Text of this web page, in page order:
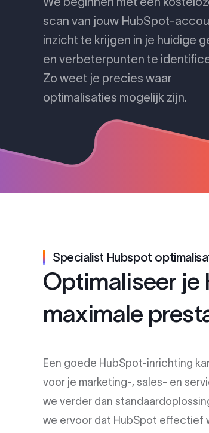
scan van jouw HubSpot-
inzicht te krijgen in je huidige
en verbeterpunten te
Zo weet je precies waar
optimalisaties mogelijk zijn.
Specialist Hubspot
Optimaliseer je
maximale
Een goede HubSpot-inrichting
voor je marketing-, sales- en
we verder dan
we ervoor dat HubSpot effectief